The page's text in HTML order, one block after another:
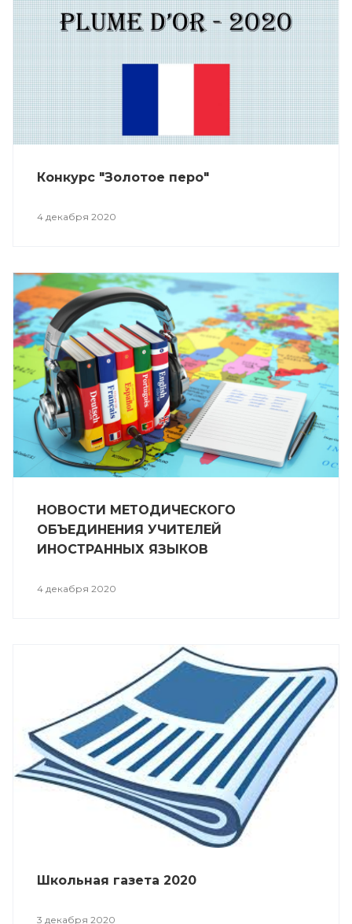
Конкурс "Золотое перо"
4 декабря 2020
НОВОСТИ МЕТОДИЧЕСКОГО
ОБЪЕДИНЕНИЯ УЧИТЕЛЕЙ
ИНОСТРАННЫХ ЯЗЫКОВ
4 декабря 2020
Школьная газета 2020
3 декабря 2020